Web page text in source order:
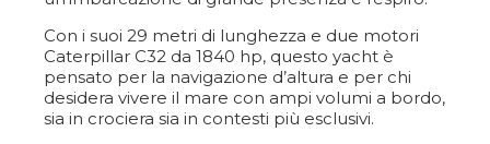
Con i suoi 29 metri di lunghezza e due motori
Caterpillar C32 da 1840 hp, questo yacht è
pensato per la navigazione d’altura e per chi
desidera vivere il mare con ampi volumi a bordo,
sia in crociera sia in contesti più esclusivi.